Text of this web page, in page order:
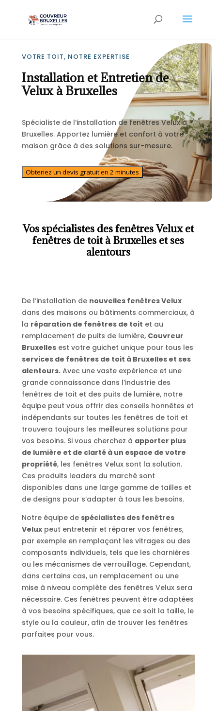
VOTRE TOIT, NOTRE EXPERTISE
Installation et Entretien de
Velux à Bruxelles
Spécialiste de l’installation de fenêtres Velux à
Bruxelles. Apportez lumière et confort à votre
maison grâce à des solutions sur-mesure.
Obtenez un devis gratuit en 2 minutes
Vos spécialistes des fenêtres Velux et
fenêtres de toit à Bruxelles et ses
alentours
De l’installation de nouvelles fenêtres Velux
dans des maisons ou bâtiments commerciaux, à
la réparation de fenêtres de toit et au
remplacement de puits de lumière, Couvreur
Bruxellesest votre guichet unique pour tous les
services de fenêtres de toit à Bruxelles et ses
alentours.Avec une vaste expérience et une
grande connaissance dans l’industrie des
fenêtres de toit et des puits de lumière, notre
équipe peut vous offrir des conseils honnêtes et
indépendants sur toutes les fenêtres de toit et
trouvera toujours les meilleures solutions pour
vos besoins. Si vous cherchez à apporter plus
de lumière et de clarté à un espace de votre
propriété, les fenêtres Velux sont la solution.
Ces produits leaders du marché sont
disponibles dans une large gamme de tailles et
de designs pour s’adapter à tous les besoins.
Notre équipe de spécialistes des fenêtres
Veluxpeut entretenir et réparer vos fenêtres,
par exemple en remplaçant les vitrages ou des
composants individuels, tels que les charnières
ou les mécanismes de verrouillage. Cependant,
dans certains cas, un remplacement ou une
mise à niveau complète des fenêtres Velux sera
nécessaire. Ces fenêtres peuvent être adaptées
à vos besoins spécifiques, que ce soit la taille, le
style ou la couleur, afin de trouver les fenêtres
parfaites pour vous.